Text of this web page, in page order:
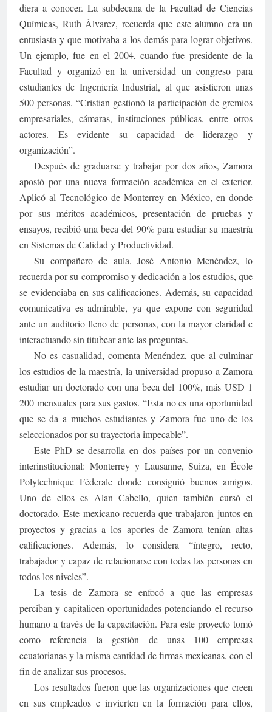
diera a conocer. La subdecana de la Facultad de Ciencias
Químicas, Ruth Álvarez, recuerda que este alumno era un
entusiasta y que motivaba a los demás para lograr objetivos.
Un ejemplo, fue en el 2004, cuando fue presidente de la
Facultad y organizó en la universidad un congreso para
estudiantes de Ingeniería Industrial, al que asistieron unas
500 personas. “Cristian gestionó la participación de gremios
empresariales, cámaras, instituciones públicas, entre otros
actores. Es evidente su capacidad de liderazgo y
organización”.
Después de graduarse y trabajar por dos años, Zamora
apostó por una nueva formación académica en el exterior.
Aplicó al Tecnológico de Monterrey en México, en donde
por sus méritos académicos, presentación de pruebas y
ensayos, recibió una beca del 90% para estudiar su maestría
en Sistemas de Calidad y Productividad.
Su compañero de aula, José Antonio Menéndez, lo
recuerda por su compromiso y dedicación a los estudios, que
se evidenciaba en sus calificaciones. Además, su capacidad
comunicativa es admirable, ya que expone con seguridad
ante un auditorio lleno de personas, con la mayor claridad e
interactuando sin titubear ante las preguntas.
No es casualidad, comenta Menéndez, que al culminar
los estudios de la maestría, la universidad propuso a Zamora
estudiar un doctorado con una beca del 100%, más USD 1
200 mensuales para sus gastos. “Esta no es una oportunidad
que se da a muchos estudiantes y Zamora fue uno de los
seleccionados por su trayectoria impecable”.
Este PhD se desarrolla en dos países por un convenio
interinstitucional: Monterrey y Lausanne, Suiza, en École
Polytechnique Féderale donde consiguió buenos amigos.
Uno de ellos es Alan Cabello, quien también cursó el
doctorado. Este mexicano recuerda que trabajaron juntos en
proyectos y gracias a los aportes de Zamora tenían altas
calificaciones. Además, lo considera “íntegro, recto,
trabajador y capaz de relacionarse con todas las personas en
todos los niveles”.
La tesis de Zamora se enfocó a que las empresas
perciban y capitalicen oportunidades potenciando el recurso
humano a través de la capacitación. Para este proyecto tomó
como referencia la gestión de unas 100 empresas
ecuatorianas y la misma cantidad de firmas mexicanas, con el
fin de analizar sus procesos.
Los resultados fueron que las organizaciones que creen
en sus empleados e invierten en la formación para ellos,